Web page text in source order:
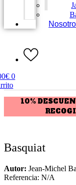
€ 0
10%
Basquiat
Autor: Jean-Michel
Referencia: N/A